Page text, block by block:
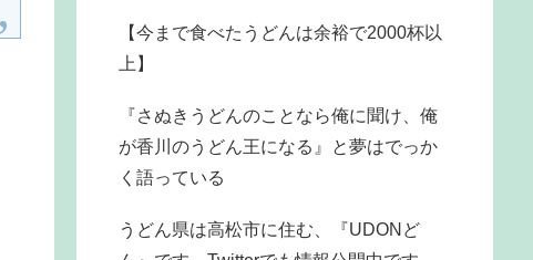
【今まで食べたうどんは余裕で2000杯以
上】
『さぬきうどんのことなら俺に聞け、俺
が香川のうどん王になる』と夢はでっか
く語っている
うどん県は高松市に住む、『UDONど